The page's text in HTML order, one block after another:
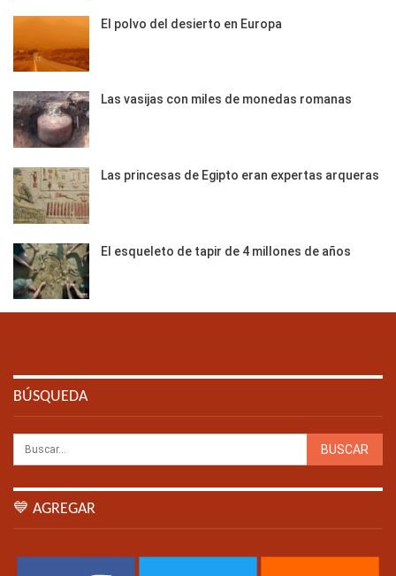
El polvo del desierto en Europa
Las vasijas con miles de monedas romanas
Las princesas de Egipto eran expertas arqueras
El esqueleto de tapir de 4 millones de años
BÚSQUEDA
💙 AGREGAR